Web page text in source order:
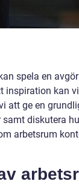
spela en
inspiration kan
att ge en
diskutera
arbetsrum